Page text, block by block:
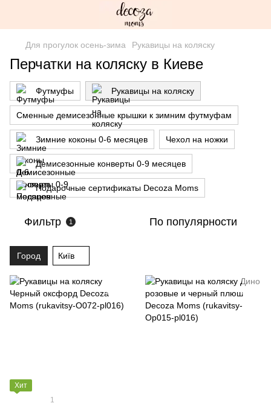
Для прогулок осень-зима Рукавицы на коляску
Перчатки на коляску в Киеве
Футмуфы Рукавицы на коляску
Сменные демисезонные крышки к зимним футмуфам
Зимние коконы 0-6 месяцев Чехол на ножки
Демисезонные конверты 0-9 месяцев
Подарочные сертификаты Decoza Moms
Фильтр 1 По популярности
Город Київ
Хит
1